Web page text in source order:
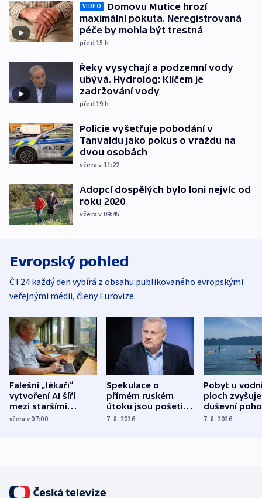
VIDEO
Domovu Mutice hrozí
maximální pokuta. Neregistrovaná
péče by mohla být trestná
před 15 h
Řeky vysychají a podzemní vody
ubývá. Hydrolog: Klíčem je
zadržování vody
před 19 h
Policie vyšetřuje pobodání v
Tanvaldu jako pokus o vraždu na
dvou osobách
včera v 11:22
Adopcí dospělých bylo loni nejvíc od
roku 2020
včera v 09:45
Evropský pohled
ČT24 každý den vybírá z obsahu publikovaného evropskými
veřejnými médii, členy Eurovize.
Falešní „lékaři“
vytvoření AI šíří
mezi staršími
Poláky nebezpečné
včera v 07:00
Spekulace o
přímém ruském
útoku jsou pošetilé,
míní estonský
7. 8. 2026
Pobyt u
ploch zvyšuje
duševní
ukázala
7. 8. 2026